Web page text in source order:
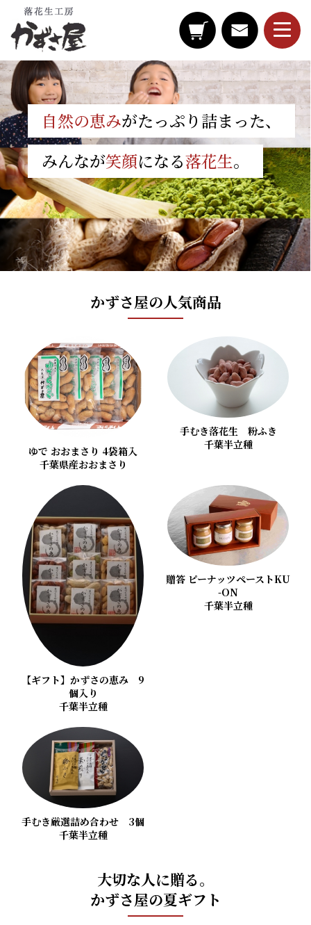
自然の恵みがたっぷり詰まった、
みんなが笑顔になる落花生。
かずさ屋の人気商品
ゆで おおまさり 4袋箱入
千葉県産おおまさり
手むき落花生 粉ふき
千葉半立種
【ギフト】かずさの恵み 9
個入り
千葉半立種
贈答 ピーナッツペーストKU
-ON
千葉半立種
手むき厳選詰め合わせ 3個
千葉半立種
大切な人に贈る。
かずさ屋の夏ギフト